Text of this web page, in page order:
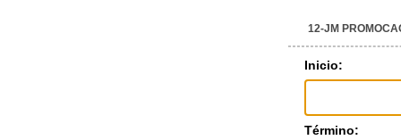
12-JM
Inicio:
Término: